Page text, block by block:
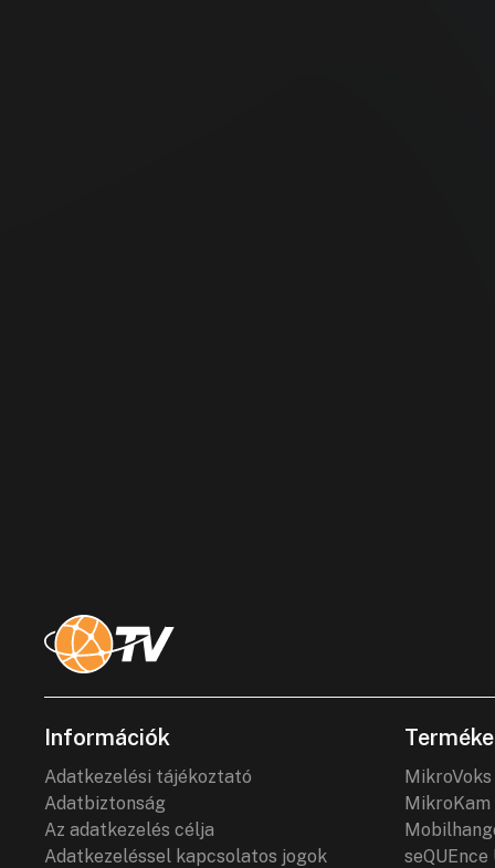
Információk
Adatkezelési tájékoztató
Adatbiztonság
Az adatkezelés célja
Adatkezeléssel kapcsolatos jogok
MikroVoks
MikroKam